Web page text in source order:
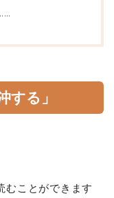
する」
むことができます